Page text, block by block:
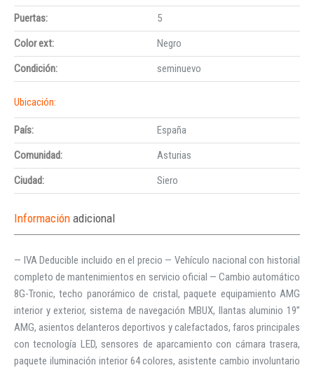
Puertas:
5
Color ext:
Negro
Condición:
seminuevo
Ubicación:
País:
España
Comunidad:
Asturias
Ciudad:
Siero
Información adicional
— IVA Deducible incluido en el precio — Vehículo nacional con historial
completo de mantenimientos en servicio oficial — Cambio automático
8G-Tronic, techo panorámico de cristal, paquete equipamiento AMG
interior y exterior, sistema de navegación MBUX, llantas aluminio 19”
AMG, asientos delanteros deportivos y calefactados, faros principales
con tecnología LED, sensores de aparcamiento con cámara trasera,
paquete iluminación interior 64 colores, asistente cambio involuntario